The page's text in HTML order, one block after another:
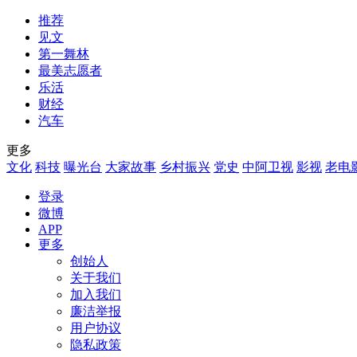
推荐
见文
第一舞林
最美志愿者
乐活
财经
汽车
更多
文化 科技 曝光台 大家故事 乡村振兴 党史 中阿卫视 影视 老电
登录
微博
APP
更多
创始人
关于我们
加入我们
廉洁举报
用户协议
隐私政策